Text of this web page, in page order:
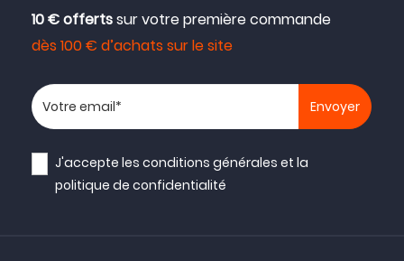
10 € offertssur votre première commande
dès 100 € d’achats sur le site
Votre adresse email
J'accepte lesconditions générales et la
politique de confidentialité